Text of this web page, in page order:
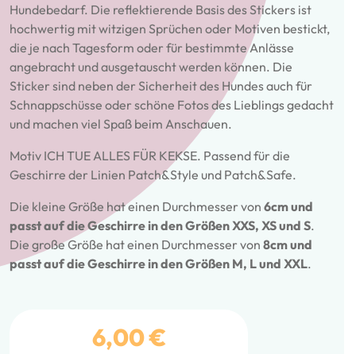
Hundebedarf. Die reflektierende Basis des Stickers ist
hochwertig mit witzigen Sprüchen oder Motiven bestickt,
die je nach Tagesform oder für bestimmte Anlässe
angebracht und ausgetauscht werden können. Die
Sticker sind neben der Sicherheit des Hundes auch für
Schnappschüsse oder schöne Fotos des Lieblings gedacht
und machen viel Spaß beim Anschauen.
Motiv ICH TUE ALLES FÜR KEKSE. Passend für die
Geschirre der Linien Patch&Style und Patch&Safe.
Die kleine Größe hat einen Durchmesser von 6cm und
passt auf die Geschirre in den Größen XXS, XS und S.
Die große Größe hat einen Durchmesser von 8cm und
passt auf die Geschirre in den Größen M, L und XXL.
6,00€